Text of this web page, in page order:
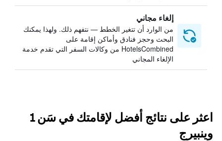
إلغاء مجاني
من الوارد أن تتغير الخطط — نتفهم ذلك. ولهذا يمكنك
البحث وحجز فنادق وأماكن إقامة على
HotelsCombined من وكالات السفر التي تقدم خدمة
الإلغاء المجاني
اعثر على نتائج أفضل لإقامتك في سَن 1
وينبيرج